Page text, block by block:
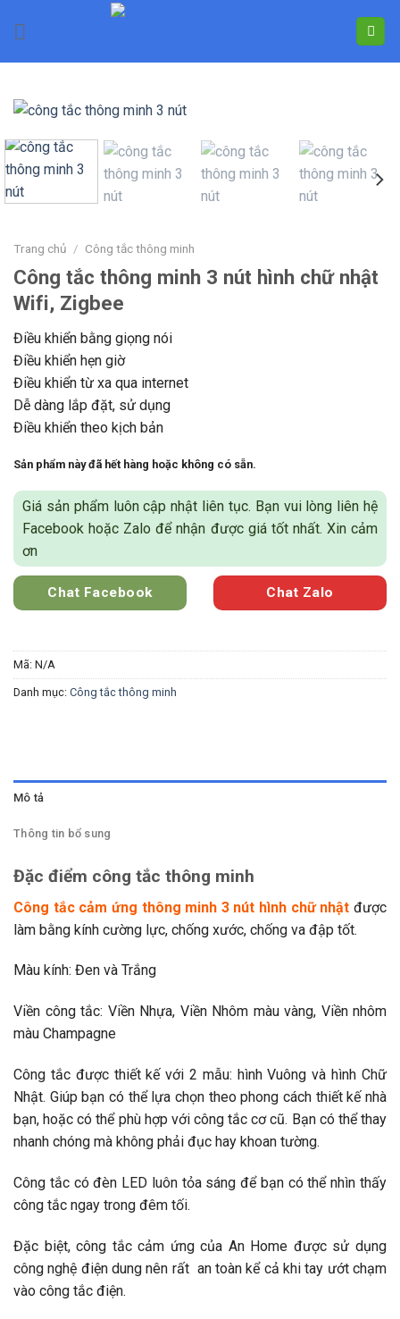
Trang chủ / Công tắc thông minh
Công tắc thông minh 3 nút hình chữ nhật
Wifi, Zigbee
Điều khiển bằng giọng nói
Điều khiển hẹn giờ
Điều khiển từ xa qua internet
Dễ dàng lắp đặt, sử dụng
Điều khiển theo kịch bản
Sản phẩm này đã hết hàng hoặc không có sẵn.
Giá sản phẩm luôn cập nhật liên tục. Bạn vui lòng liên hệ
Facebook hoặc Zalo để nhận được giá tốt nhất. Xin cảm
ơn
Chat Facebook Chat Zalo
Mã: N/A
Danh mục: Công tắc thông minh
Mô tả
Thông tin bổ sung
Đặc điểm công tắc thông minh
Công tắc cảm ứng thông minh 3 nút hình chữ nhật được
làm bằng kính cường lực, chống xước, chống va đập tốt.
Màu kính: Đen và Trắng
Viền công tắc: Viền Nhựa, Viền Nhôm màu vàng, Viền nhôm
màu Champagne
Công tắc được thiết kế với 2 mẫu: hình Vuông và hình Chữ
Nhật. Giúp bạn có thể lựa chọn theo phong cách thiết kế nhà
bạn, hoặc có thể phù hợp với công tắc cơ cũ. Bạn có thể thay
nhanh chóng mà không phải đục hay khoan tường.
Công tắc có đèn LED luôn tỏa sáng để bạn có thể nhìn thấy
công tắc ngay trong đêm tối.
Đặc biệt, công tắc cảm ứng của An Home được sử dụng
công nghệ điện dung nên rất an toàn kể cả khi tay ướt chạm
vào công tắc điện.